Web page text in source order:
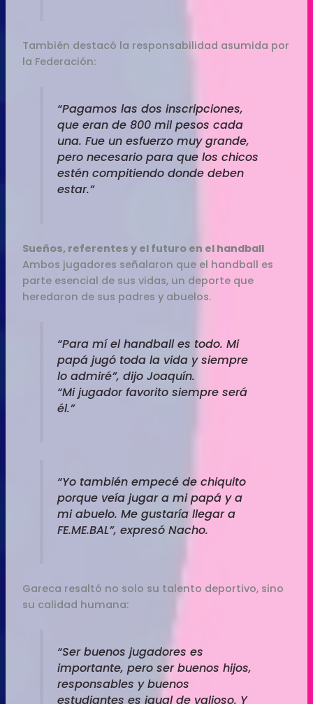
También destacó la responsabilidad asumida por
la Federación:
“Pagamos las dos inscripciones,
que eran de 800 mil pesos cada
una. Fue un esfuerzo muy grande,
pero necesario para que los chicos
estén compitiendo donde deben
estar.”
Sueños, referentes y el futuro en el handball
Ambos jugadores señalaron que el handball es
parte esencial de sus vidas, un deporte que
heredaron de sus padres y abuelos.
“Para mí el handball es todo. Mi
papá jugó toda la vida y siempre
lo admiré”, dijo Joaquín.
“Mi jugador favorito siempre será
él.”
“Yo también empecé de chiquito
porque veía jugar a mi papá y a
mi abuelo. Me gustaría llegar a
FE.ME.BAL”, expresó Nacho.
Gareca resaltó no solo su talento deportivo, sino
su calidad humana:
“Ser buenos jugadores es
importante, pero ser buenos hijos,
responsables y buenos
estudiantes es igual de valioso. Y